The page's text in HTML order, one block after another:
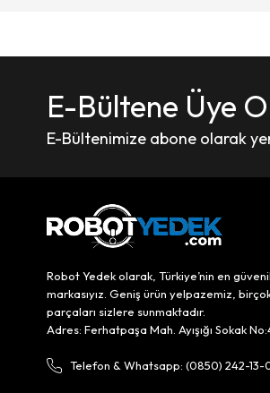
E-Bültene Üye
E-Bültenimize abone olarak
Robot Yedek olarak, Türkiye’nin en
markasıyız. Geniş ürün yelpazemiz,
parçaları sizlere sunmaktadır.
Adres: Ferhatpaşa Mah. Ayışığı Sokak
Telefon & Whatsapp: (0850) 242-13-